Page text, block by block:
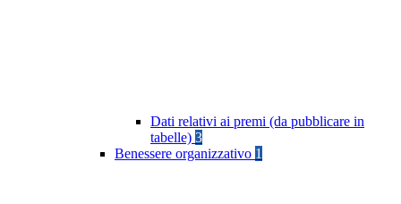
Dati relativi ai premi (da pubblicare in
tabelle) 3
Benessere organizzativo 1